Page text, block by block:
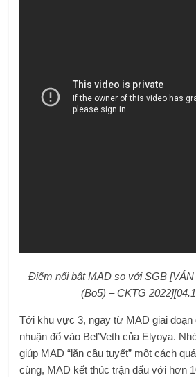
Điểm nổi bật MAD so với SGB
(Bo5) – CKTG
Tới khu vực 3, ngay từ MAD giai đoạn
nhuận đổ vào Bel’Veth của Elyoya.
giúp MAD “lăn cầu tuyết” một cách
cùng, MAD kết thúc trận đấu với hơn